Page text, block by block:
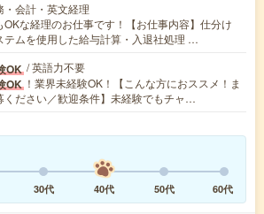
・会計・英文経理
OKな経理のお仕事です！【お仕事内容】仕分け
テムを使用した給与計算・入退社処理 …
OK / 英語力不要
OK ！業界未経験OK！【こんな方におススメ！ま
ください／歓迎条件】未経験でもチャ…
30代 40代 50代 60代